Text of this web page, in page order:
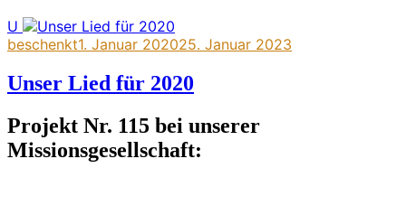
U
beschenkt1. Januar 202025. Januar 2023
Unser Lied für 2020
Projekt Nr. 115 bei unserer
Missionsgesellschaft: